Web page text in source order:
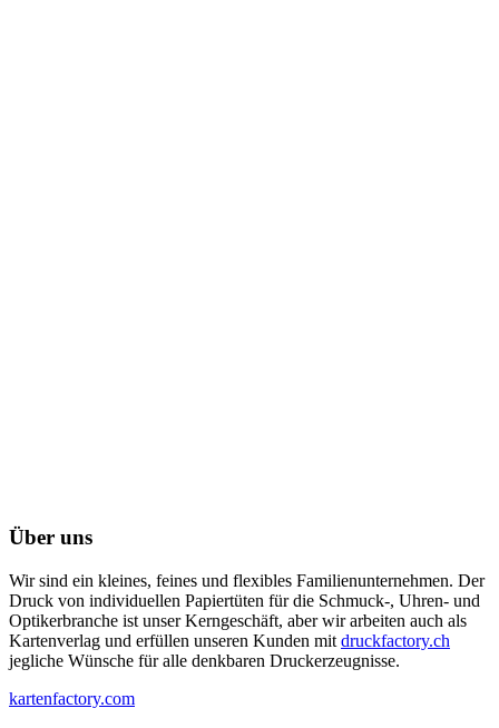
Über uns
Wir sind ein kleines, feines und flexibles Familienunternehmen. Der
Druck von individuellen Papiertüten für die Schmuck-, Uhren- und
Optikerbranche ist unser Kerngeschäft, aber wir arbeiten auch als
Kartenverlag und erfüllen unseren Kunden mit druckfactory.ch
jegliche Wünsche für alle denkbaren Druckerzeugnisse.
kartenfactory.com